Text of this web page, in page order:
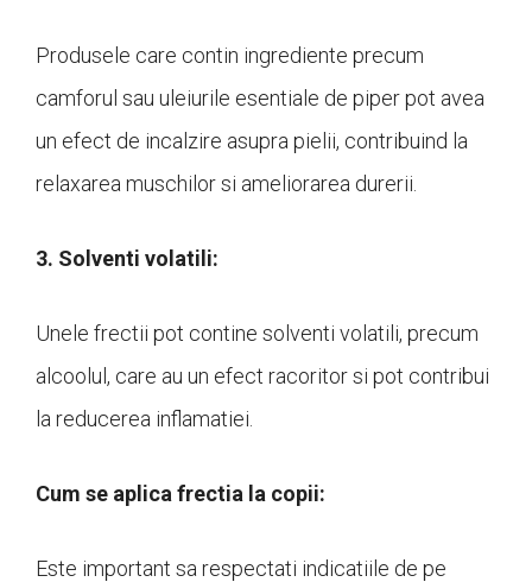
Produsele care contin ingrediente precum
camforul sau uleiurile esentiale de piper pot avea
un efect de incalzire asupra pielii, contribuind la
relaxarea muschilor si ameliorarea durerii.
3. Solventi volatili:
Unele frectii pot contine solventi volatili, precum
alcoolul, care au un efect racoritor si pot contribui
la reducerea inflamatiei.
Cum se aplica frectia la copii:
Este important sa respectati indicatiile de pe